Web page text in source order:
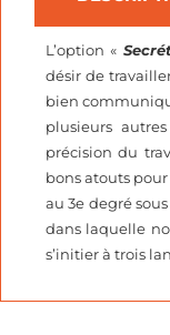
L’option «
désir de
bien
plusieurs
précision du
bons atouts
au 3e degré
dans laquelle
s’initier à trois